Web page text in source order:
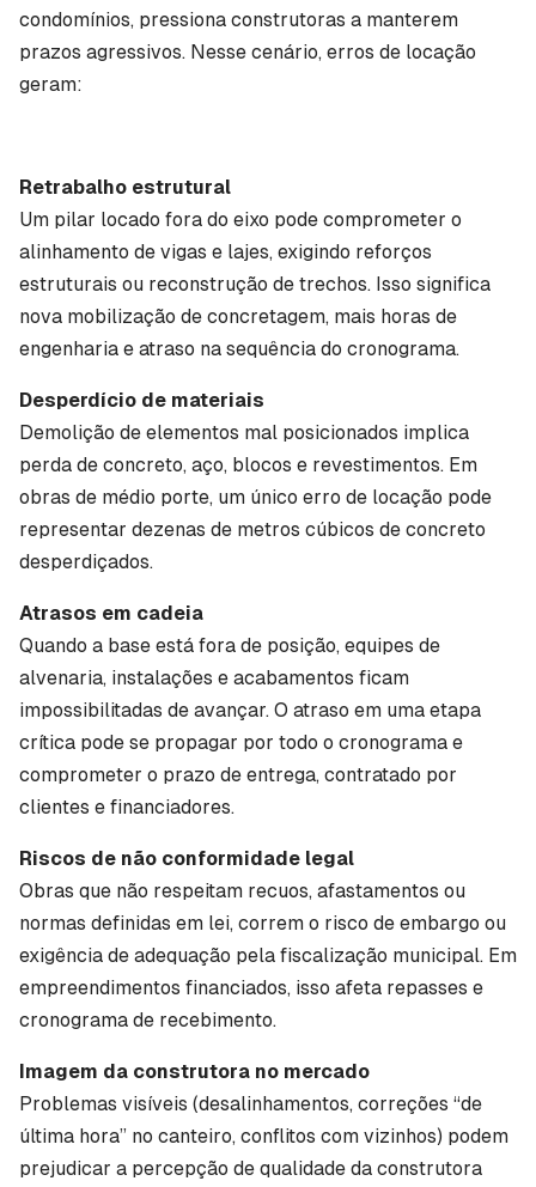
condomínios, pressiona construtoras a manterem
prazos agressivos. Nesse cenário, erros de locação
geram:
Retrabalho estrutural
Um pilar locado fora do eixo pode comprometer o
alinhamento de vigas e lajes, exigindo reforços
estruturais ou reconstrução de trechos. Isso significa
nova mobilização de concretagem, mais horas de
engenharia e atraso na sequência do cronograma.
Desperdício de materiais
Demolição de elementos mal posicionados implica
perda de concreto, aço, blocos e revestimentos. Em
obras de médio porte, um único erro de locação pode
representar dezenas de metros cúbicos de concreto
desperdiçados.
Atrasos em cadeia
Quando a base está fora de posição, equipes de
alvenaria, instalações e acabamentos ficam
impossibilitadas de avançar. O atraso em uma etapa
crítica pode se propagar por todo o cronograma e
comprometer o prazo de entrega, contratado por
clientes e financiadores.
Riscos de não conformidade legal
Obras que não respeitam recuos, afastamentos ou
normas definidas em lei, correm o risco de embargo ou
exigência de adequação pela fiscalização municipal. Em
empreendimentos financiados, isso afeta repasses e
cronograma de recebimento.
Imagem da construtora no mercado
Problemas visíveis (desalinhamentos, correções “de
última hora” no canteiro, conflitos com vizinhos) podem
prejudicar a percepção de qualidade da construtora